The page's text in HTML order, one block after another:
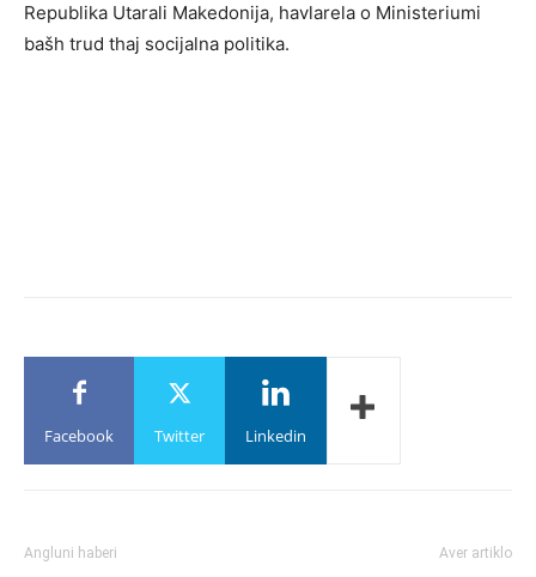
Republika Utarali Makedonija, havlarela o Ministeriumi
bašh trud thaj socijalna politika.
Facebook Twitter Linkedin
Angluni haberi Aver artiklo